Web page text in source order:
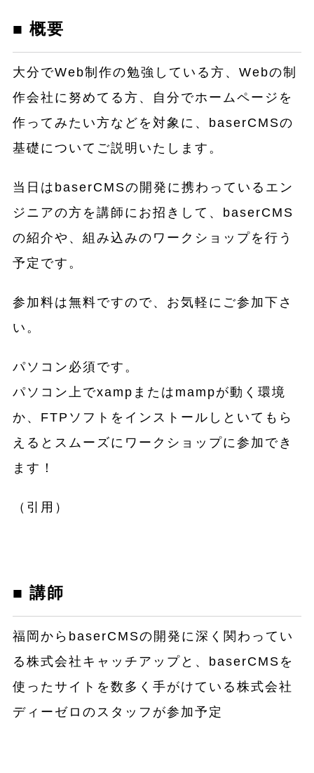
■ 概要
大分でWeb制作の勉強している方、Webの制
作会社に努めてる方、自分でホームページを
作ってみたい方などを対象に、baserCMSの
基礎についてご説明いたします。
当日はbaserCMSの開発に携わっているエン
ジニアの方を講師にお招きして、baserCMS
の紹介や、組み込みのワークショップを行う
予定です。
参加料は無料ですので、お気軽にご参加下さ
い。
パソコン必須です。
パソコン上でxampまたはmampが動く環境
か、FTPソフトをインストールしといてもら
えるとスムーズにワークショップに参加でき
ます！
（引用）
■ 講師
福岡からbaserCMSの開発に深く関わってい
る株式会社キャッチアップと、baserCMSを
使ったサイトを数多く手がけている株式会社
ディーゼロのスタッフが参加予定